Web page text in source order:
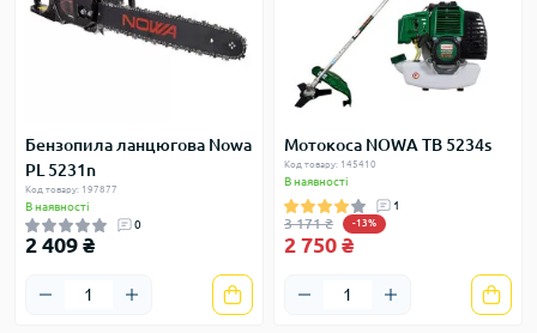
Бензопила ланцюгова Nowa
PL 5231n
Код товару: 197877
В наявності
0
2 409 ₴
Мотокоса NOWA TB 5234s
Код товару: 145410
В наявності
1
3 171 ₴ -13%
2 750 ₴